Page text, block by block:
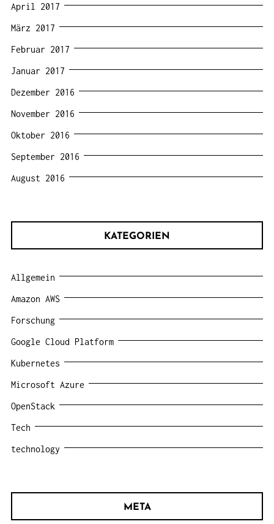
April 2017
März 2017
Februar 2017
Januar 2017
Dezember 2016
November 2016
Oktober 2016
September 2016
August 2016
KATEGORIEN
Allgemein
Amazon AWS
Forschung
Google Cloud Platform
Kubernetes
Microsoft Azure
OpenStack
Tech
technology
META